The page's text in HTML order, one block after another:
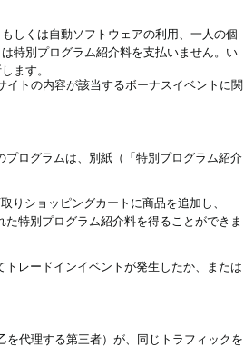
しくは自動ソフトウェアの利用、一人の個
特別プログラム紹介料を支払いません。い
ます。
トの内容が該当するボーナスイベントに関
ログラムは、別紙（「特別プログラム紹介
ショッピングカートに商品を追加し、
特別プログラム紹介料を得ることができま
レードインイベントが発生したか、または
代理する第三者）が、同じトラフィックを